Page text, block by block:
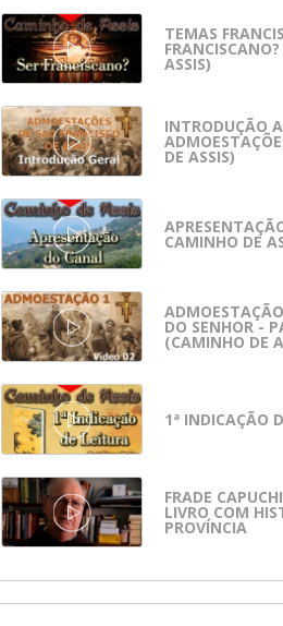
TEMAS
ASSIS)
INTRODUÇÃO
DE ASSIS)
CAMINHO DE
DO SENHOR -
(CAMINHO DE
1ª INDICAÇÃO
FRADE
LIVRO COM
PROVÍNCIA